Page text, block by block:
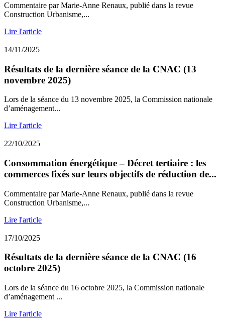
Commentaire par Marie-Anne Renaux, publié dans la revue
Construction Urbanisme,...
Lire l'article
14/11/2025
Résultats de la dernière séance de la CNAC (13
novembre 2025)
Lors de la séance du 13 novembre 2025, la Commission nationale
d’aménagement...
Lire l'article
22/10/2025
Consommation énergétique – Décret tertiaire : les
commerces fixés sur leurs objectifs de réduction de...
Commentaire par Marie-Anne Renaux, publié dans la revue
Construction Urbanisme,...
Lire l'article
17/10/2025
Résultats de la dernière séance de la CNAC (16
octobre 2025)
Lors de la séance du 16 octobre 2025, la Commission nationale
d’aménagement ...
Lire l'article